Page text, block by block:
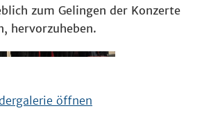
zum Gelingen der Konzerte
hervorzuheben.
öffnen